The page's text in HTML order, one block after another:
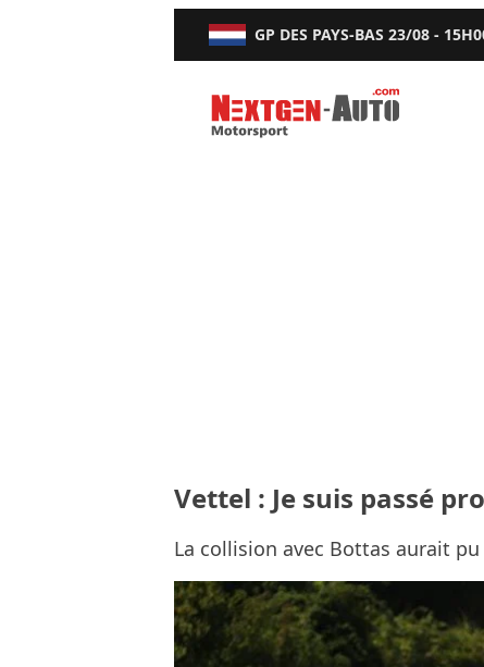
GP DES PAYS-BAS 23/08 -
Nextgen-Auto.com
Vettel : Je suis passé
La collision avec Bottas aurait